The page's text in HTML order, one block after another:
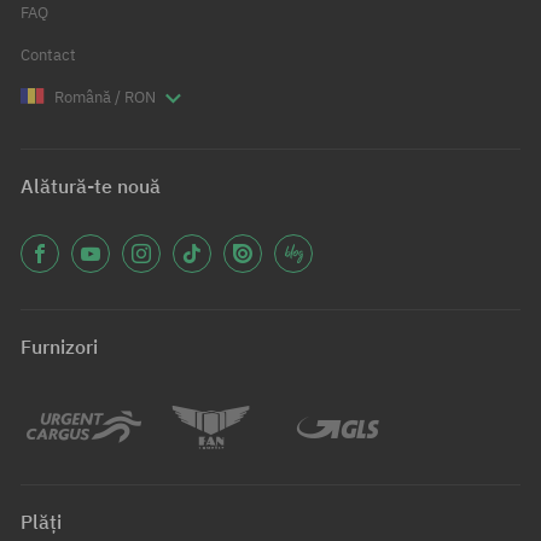
FAQ
Contact
Română / RON
Alătură-te nouă
Furnizori
Plăți